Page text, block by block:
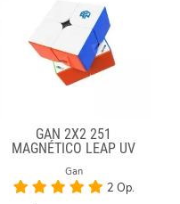
GAN 2X2 251
MAGNÉTICO LEAP UV
Gan
2 Op.